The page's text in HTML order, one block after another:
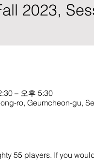
2023,
– 오후 5:30
ro, Geumcheon-gu,
55 players. If you